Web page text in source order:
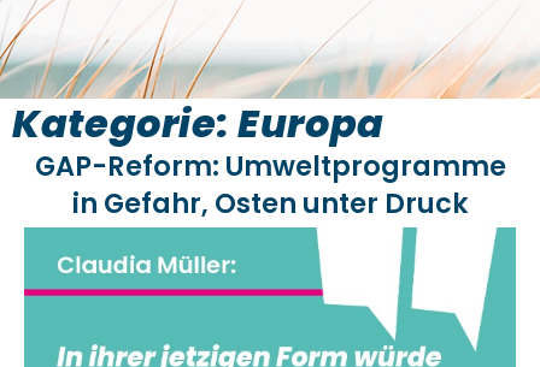
Kategorie: Europa
GAP-Reform: Umweltprogramme
in Gefahr, Osten unter Druck